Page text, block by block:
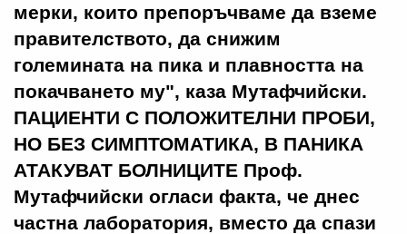
мерки, които препоръчваме да вземе
правителството, да снижим
големината на пика и плавността на
покачването му", каза Мутафчийски.
ПАЦИЕНТИ С ПОЛОЖИТЕЛНИ ПРОБИ,
НО БЕЗ СИМПТОМАТИКА, В ПАНИКА
АТАКУВАТ БОЛНИЦИТЕ Проф.
Мутафчийски огласи факта, че днес
частна лаборатория, вместо да спази